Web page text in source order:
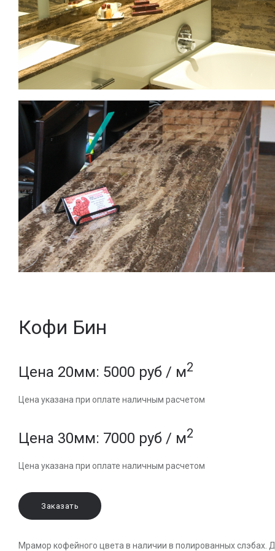
Кофи Бин
Цена 20мм: 5000 руб / м2
Цена указана при оплате наличным расчетом
Цена 30мм: 7000 руб / м2
Цена указана при оплате наличным расчетом
Заказать
Мрамор кофейного цвета в наличии в полированных слэбах.